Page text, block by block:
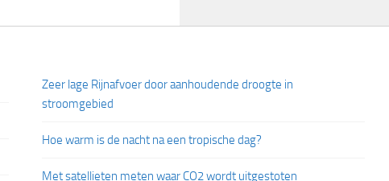
Zeer lage Rijnafvoer door aanhoudende droogte in
stroomgebied
Hoe warm is de nacht na een tropische dag?
Met satellieten meten waar CO2 wordt uitgestoten